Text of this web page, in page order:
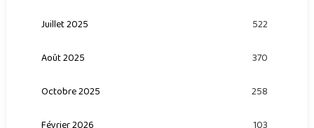
Juillet 2025 522
Août 2025 370
Octobre 2025 258